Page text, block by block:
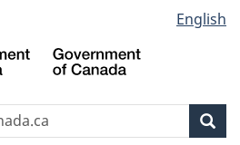
au
contenu
propos
de
la
HTML
simplifiée
English